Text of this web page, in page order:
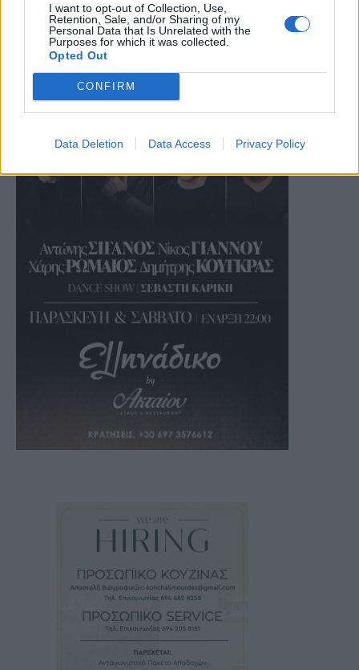
I want to opt-out of Collection, Use,
Retention, Sale, and/or Sharing of my
Personal Data that Is Unrelated with the
Purposes for which it was collected.
Opted Out
CONFIRM
Data Deletion Data Access Privacy Policy